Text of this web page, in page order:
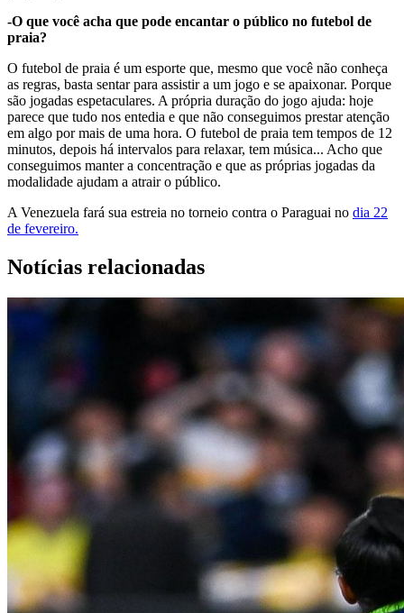
-O que você acha que pode encantar o público no futebol de
praia?
O futebol de praia é um esporte que, mesmo que você não conheça
as regras, basta sentar para assistir a um jogo e se apaixonar. Porque
são jogadas espetaculares. A própria duração do jogo ajuda: hoje
parece que tudo nos entedia e que não conseguimos prestar atenção
em algo por mais de uma hora. O futebol de praia tem tempos de 12
minutos, depois há intervalos para relaxar, tem música... Acho que
conseguimos manter a concentração e que as próprias jogadas da
modalidade ajudam a atrair o público.
A Venezuela fará sua estreia no torneio contra o Paraguai no dia 22
de fevereiro.
Notícias relacionadas